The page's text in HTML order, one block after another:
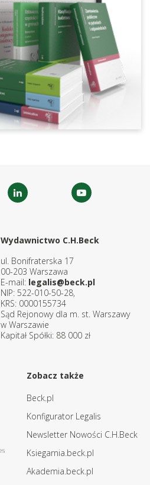
Wydawnictwo C.H.Beck
ul. Bonifraterska 17
00-203 Warszawa
E-mail: legalis@beck.pl
NIP: 522-010-50-28,
KRS: 0000155734
Sąd Rejonowy dla m. st. Warszawy
w Warszawie
Kapitał Spółki: 88 000 zł
Zobacz także
Beck.pl
Konfigurator Legalis
Newsletter Nowości C.H.Beck
Ksiegarnia.beck.pl
Akademia.beck.pl